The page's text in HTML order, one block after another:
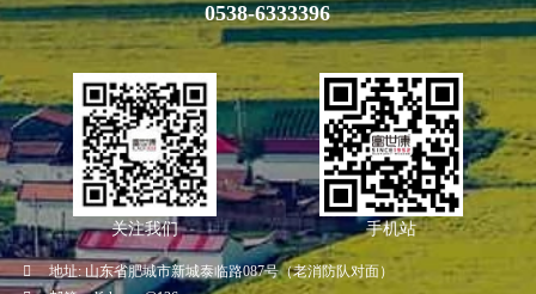
0538-6333396
关注我们 手机站
地址: 山东省肥城市新城泰临路087号（老消防队对面）